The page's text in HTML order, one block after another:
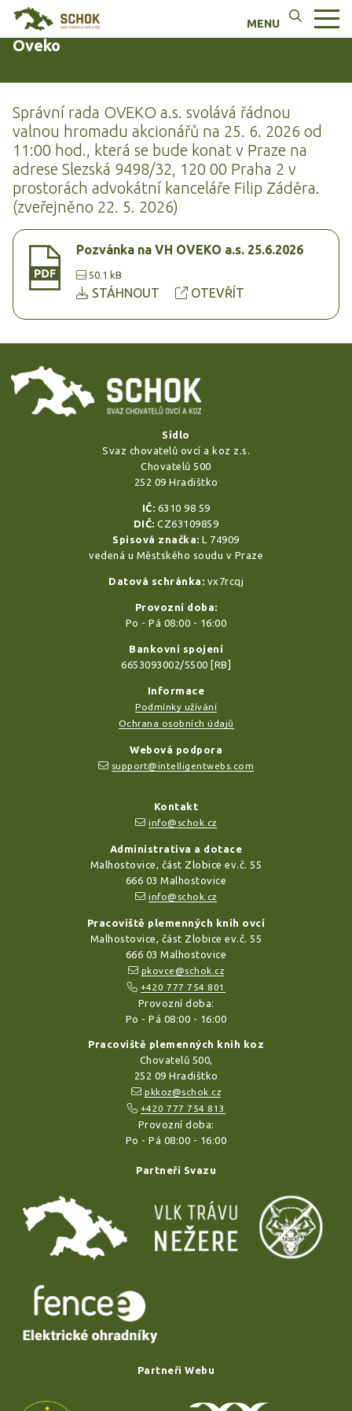
Oveko
Správní rada OVEKO a.s. svolává řádnou
valnou hromadu akcionářů na 25. 6. 2026 od
11:00 hod., která se bude konat v Praze na
adrese Slezská 9498/32, 120 00 Praha 2 v
prostorách advokátní kanceláře Filip Záděra.
(zveřejněno 22. 5. 2026)
Pozvánka na VH OVEKO a.s. 25.6.2026
50.1 kB
STÁHNOUT OTEVŘÍT
Sídlo
Svaz chovatelů ovcí a koz z.s.
Chovatelů 500
252 09 Hradištko
IČ: 6310 98 59
DIČ: CZ63109859
Spisová značka: L 74909
vedená u Městského soudu v Praze
Datová schránka: vx7rcqj
Provozní doba:
Po - Pá 08:00 - 16:00
Bankovní spojení
6653093002/5500 [RB]
Informace
Podmínky užívání
Ochrana osobních údajů
Webová podpora
support@intelligentwebs.com
Kontakt
info@schok.cz
Administrativa a dotace
Malhostovice, část Zlobice ev.č. 55
666 03 Malhostovice
info@schok.cz
Pracoviště plemenných knih ovcí
Malhostovice, část Zlobice ev.č. 55
666 03 Malhostovice
pkovce@schok.cz
+420 777 754 801
Provozní doba:
Po - Pá 08:00 - 16:00
Pracoviště plemenných knih koz
Chovatelů 500,
252 09 Hradištko
pkkoz@schok.cz
+420 777 754 813
Provozní doba:
Po - Pá 08:00 - 16:00
Partneři Svazu
Partneři Webu